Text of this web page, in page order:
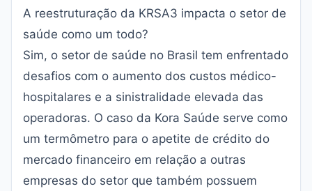
A reestruturação da KRSA3 impacta o setor de
saúde como um todo?
Sim, o setor de saúde no Brasil tem enfrentado
desafios com o aumento dos custos médico-
hospitalares e a sinistralidade elevada das
operadoras. O caso da Kora Saúde serve como
um termômetro para o apetite de crédito do
mercado financeiro em relação a outras
empresas do setor que também possuem